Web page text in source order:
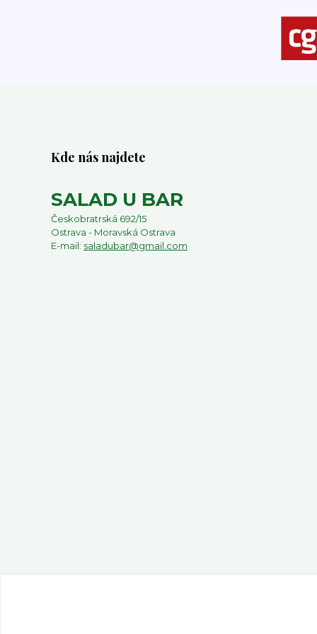
Kde nás najdete
SALAD U BAR
Českobratrská 692/15
Ostrava - Moravská Ostrava
E-mail: saladubar@gmail.com